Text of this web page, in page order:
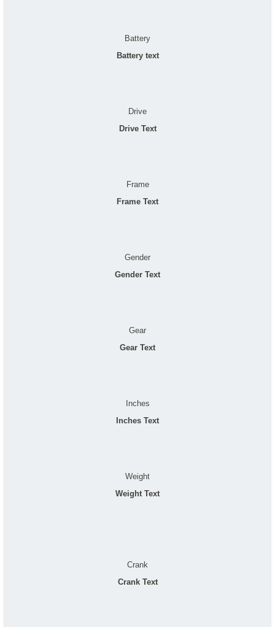
Battery
Battery text
Drive
Drive Text
Frame
Frame Text
Gender
Gender Text
Gear
Gear Text
Inches
Inches Text
Weight
Weight Text
Crank
Crank Text